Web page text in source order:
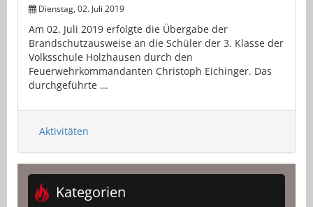
Dienstag, 02. Juli 2019
Am 02. Juli 2019 erfolgte die Übergabe der
Brandschutzausweise an die Schüler der 3. Klasse der
Volksschule Holzhausen durch den
Feuerwehrkommandanten Christoph Eichinger. Das
durchgeführte ...
Aktivitäten
Kategorien